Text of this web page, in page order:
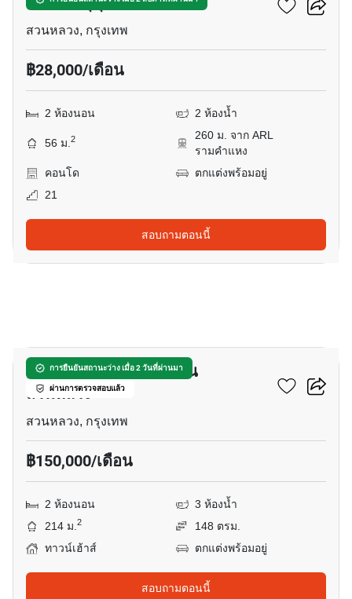
สวนหลวง, กรุงเทพ
฿28,000/เดือน
2 ห้องนอน 2 ห้องน้ำ
56 ม.2
260 ม. จาก ARL
รามคำแหง
คอนโด
ตกแต่งพร้อมอยู่
21
สอบถามตอนนี้
การยืนยันสถานะว่าง เมื่อ 2 วันที่ผ่านมา
ผ่านการตรวจสอบแล้ว
ทาวน์เฮ้าส์ 2-ห้องนอน ใน
สวนหลวง
สวนหลวง, กรุงเทพ
฿150,000/เดือน
2 ห้องนอน
3 ห้องน้ำ
214 ม.2
148 ตรม.
ทาวน์เฮ้าส์
ตกแต่งพร้อมอยู่
สอบถามตอนนี้